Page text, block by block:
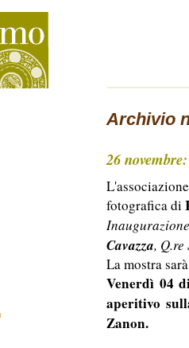
Archivio
26
fotografica di
Cavazza, Q.re
La mostra
Venerdì 04
aperitivo
Zanon.